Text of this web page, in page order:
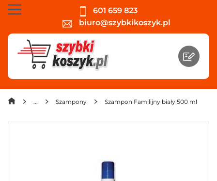
601 659 823
biuro@szybkikoszyk.pl
Szampony Szampon Familijny biały 500 ml